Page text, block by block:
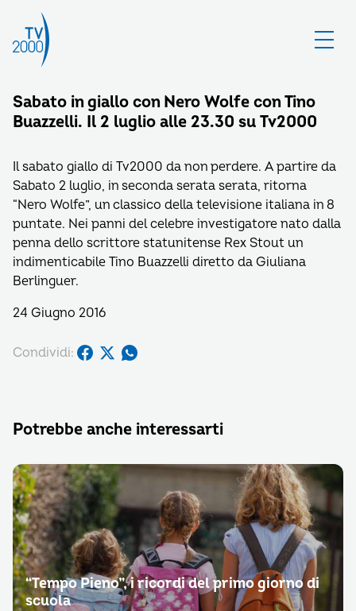
Sabato in giallo con Nero Wolfe con Tino
Buazzelli. Il 2 luglio alle 23.30 su Tv2000
Il sabato giallo di Tv2000 da non perdere. A partire da
Sabato 2 luglio, in seconda serata serata, ritorna
“Nero Wolfe”, un classico della televisione italiana in 8
puntate. Nei panni del celebre investigatore nato dalla
penna dello scrittore statunitense Rex Stout un
indimenticabile Tino Buazzelli diretto da Giuliana
Berlinguer.
24 Giugno 2016
Condividi:
Potrebbe anche interessarti
“Tempo Pieno”, i ricordi del primo giorno di
scuola